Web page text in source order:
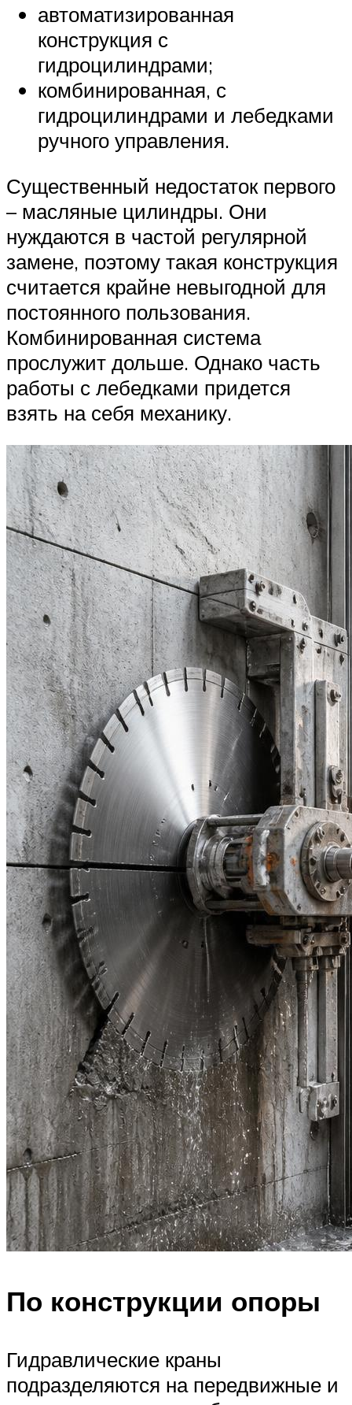
автоматизированная
конструкция с
гидроцилиндрами;
комбинированная, с
гидроцилиндрами и лебедками
ручного управления.
Существенный недостаток первого
– масляные цилиндры. Они
нуждаются в частой регулярной
замене, поэтому такая конструкция
считается крайне невыгодной для
постоянного пользования.
Комбинированная система
прослужит дольше. Однако часть
работы с лебедками придется
взять на себя механику.
По конструкции опоры
Гидравлические краны
подразделяются на передвижные и